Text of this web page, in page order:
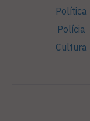
Política
Polícia
Cultura